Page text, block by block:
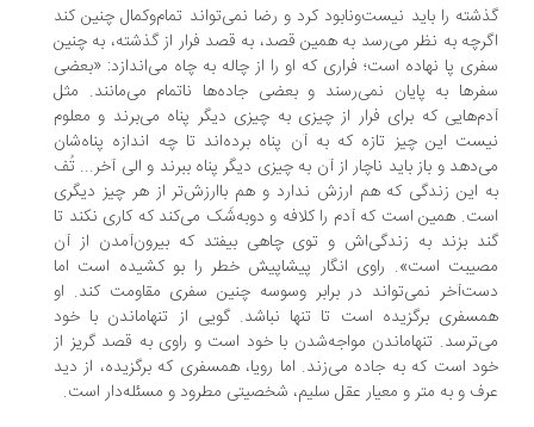
را باید نیست‌ونابود کرد و رضا نمی‌تواند تمام‌وکمال چنین کند
به‌ نظر می‌رسد به همین قصد، به قصد فرار از گذشته، به چنین
پا نهاده است؛ فراری که او را از چاله به چاه می‌اندازد: «بعضی
به پایان نمی‌رسند و بعضی جاده‌ها ناتمام می‌مانند. مثل
که برای فرار از چیزی به چیزی دیگر پناه می‌برند و معلوم
این چیز تازه که به آن پناه برده‌اند تا چه اندازه پناه‌شان
و باز باید ناچار از آن به چیزی دیگر پناه ببرند و الی آخر... تُف
این زندگی که هم ارزش ندارد و هم باارزش‌تر از هر چیز دیگری
همین است که آدم را کلافه و دوبه‌شَک می‌کند که کاری نکند تا
بزند به زندگی‌اش و توی چاهی بیفتد که بیرون‌آمدن از آن
است». راوی انگار پیشاپیش خطر را بو کشیده است اما
نمی‌تواند در برابر وسوسه چنین سفری مقاومت کند. او
برگزیده است تا تنها نباشد. گویی از تنهاماندن با خود
تنهاماندن مواجه‌شدن با خود است و راوی به قصد گریز از
است که به جاده می‌زند. اما رویا، همسفری که برگزیده، از دید
و به متر و معیار عقل سلیم، شخصیتی مطرود و مسئله‌دار است.